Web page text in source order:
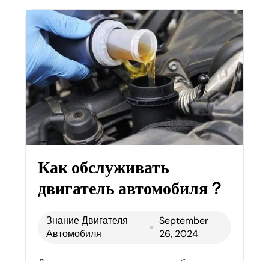
Как обслуживать
двигатель автомобиля？
Знание Двигателя
Автомобиля
September
26, 2024